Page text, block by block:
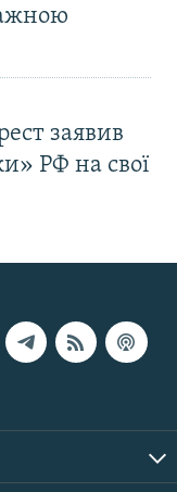
заявив
РФ на свої